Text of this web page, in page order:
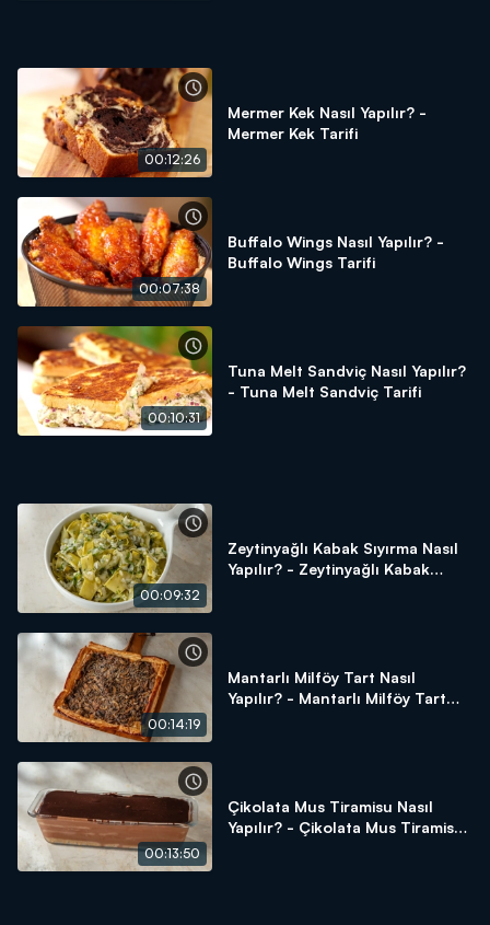
00:12:26
Mermer Kek Nasıl Yapılır? -
Mermer Kek Tarifi
00:07:38
Buffalo Wings Nasıl Yapılır? -
Buffalo Wings Tarifi
00:10:31
Tuna Melt Sandviç Nasıl Yapılır?
- Tuna Melt Sandviç Tarifi
00:09:32
Zeytinyağlı Kabak Sıyırma Nasıl
Yapılır? - Zeytinyağlı Kabak
00:14:19
Mantarlı Milföy Tart Nasıl
Yapılır? - Mantarlı Milföy Tart
00:13:50
Çikolata Mus Tiramisu Nasıl
Yapılır? - Çikolata Mus Tiramisu